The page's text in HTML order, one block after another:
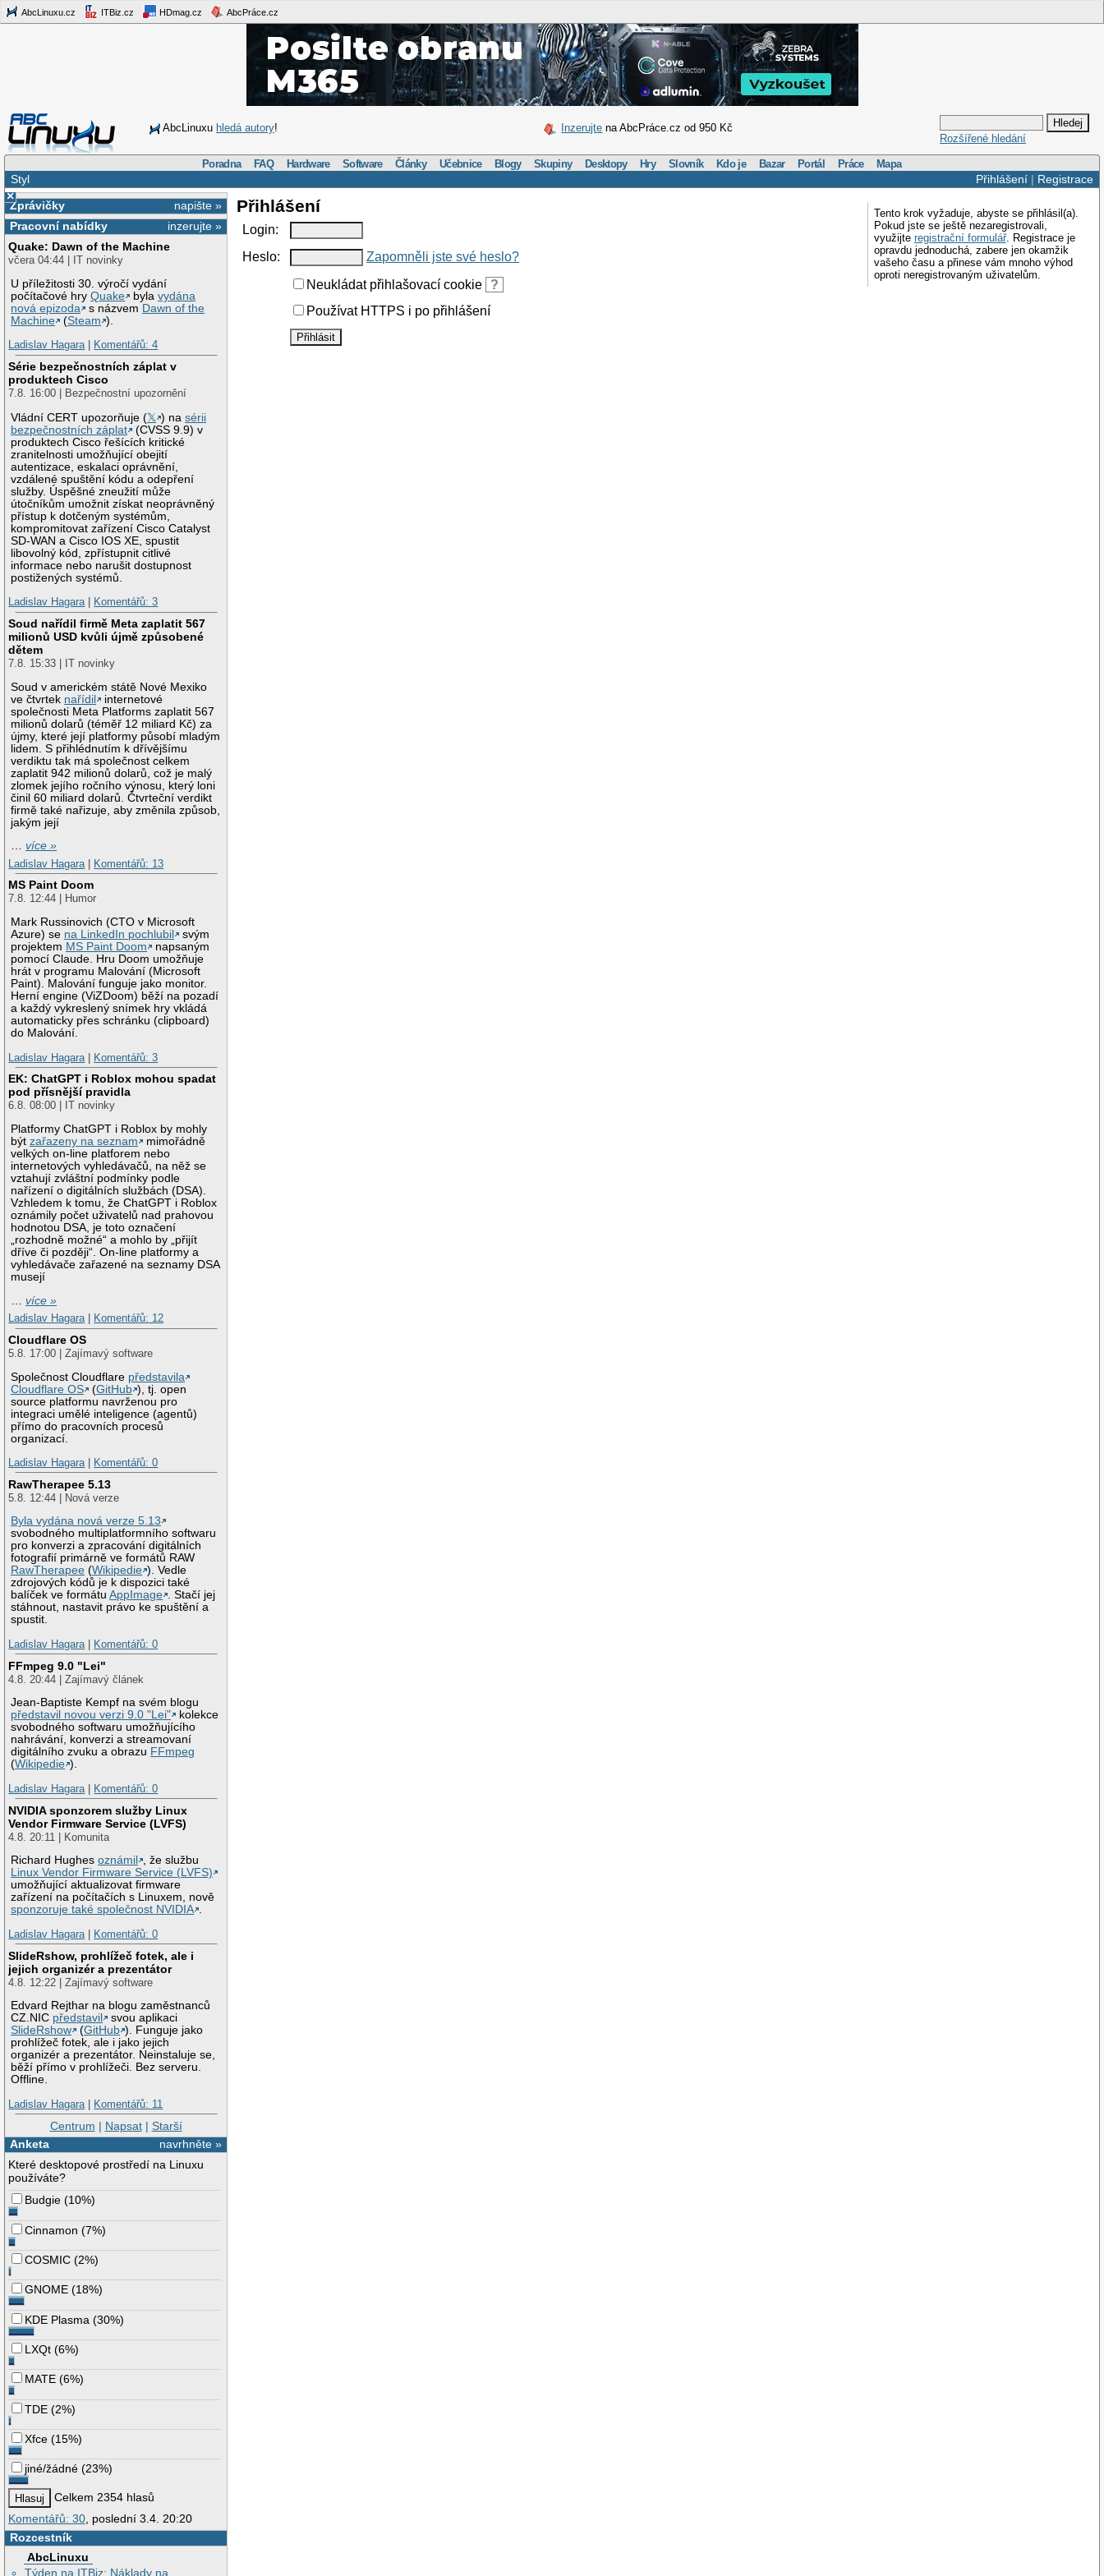
AbcLinuxu.cz ITBiz.cz HDmag.cz AbcPráce.cz
AbcLinuxu hledá autory! Inzerujte na AbcPráce.cz od 950 Kč
Rozšířené hledání
Poradna FAQ Hardware Software Články Učebnice Blogy Skupiny Desktopy Hry Slovník Kdo je Bazar Portál Práce Mapa
Přihlášení| Registrace
Styl
×
napište »
Zprávičky
inzerujte »
Pracovní nabídky
Quake: Dawn of the Machine
včera 04:44 | IT novinky
U příležitosti 30. výročí vydání
počítačové hryQuake bylavydána
nová epizoda
s názvem Dawn of the
Machine
(Steam ).
Ladislav Hagara| Komentářů: 4
Série bezpečnostních záplat v
produktech Cisco
7.8. 16:00 | Bezpečnostní upozornění
Vládní CERT upozorňuje (𝕏 ) nasérii
bezpečnostních záplat
(CVSS 9.9) v
produktech Cisco řešících kritické
zranitelnosti umožňující obejití
autentizace, eskalaci oprávnění,
vzdálené spuštění kódu a odepření
služby. Úspěšné zneužití může
útočníkům umožnit získat neoprávněný
přístup k dotčeným systémům,
kompromitovat zařízení Cisco Catalyst
SD-WAN a Cisco IOS XE, spustit
libovolný kód, zpřístupnit citlivé
informace nebo narušit dostupnost
postižených systémů.
Ladislav Hagara| Komentářů: 3
Soud nařídil firmě Meta zaplatit 567
milionů USD kvůli újmě způsobené
dětem
7.8. 15:33 | IT novinky
Soud v americkém státě Nové Mexiko
ve čtvrtek nařídil
internetové
společnosti Meta Platforms zaplatit 567
milionů dolarů (téměř 12 miliard Kč) za
újmy, které její platformy působí mladým
lidem. S přihlédnutím k dřívějšímu
verdiktu tak má společnost celkem
zaplatit 942 milionů dolarů, což je malý
zlomek jejího ročního výnosu, který loni
činil 60 miliard dolarů. Čtvrteční verdikt
firmě také nařizuje, aby změnila způsob,
jakým její
…více »
Ladislav Hagara
Komentářů: 13
MS Paint Doom
7.8. 12:44 | Humor
Mark Russinovich (CTO v Microsoft
Azure) se na LinkedIn pochlubil
svým
projektem MS Paint Doom
napsaným
pomocí Claude. Hru Doom umožňuje
hrát v programu Malování (Microsoft
Paint). Malování funguje jako monitor.
Herní engine (ViZDoom) běží na pozadí
a každý vykreslený snímek hry vkládá
automaticky přes schránku (clipboard)
do Malování.
Ladislav Hagara
Komentářů: 3
EK: ChatGPT i Roblox mohou spadat
pod přísnější pravidla
6.8. 08:00 | IT novinky
Platformy ChatGPT i Roblox by mohly
býtzařazeny na seznam
mimořádně
velkých on-line platforem nebo
internetových vyhledávačů, na něž se
vztahují zvláštní podmínky podle
nařízení o digitálních službách (DSA).
Vzhledem k tomu, že ChatGPT i Roblox
oznámily počet uživatelů nad prahovou
hodnotou DSA, je toto označení
„rozhodně možné“ a mohlo by „přijít
dříve či později“. On-line platformy a
vyhledávače zařazené na seznamy DSA
musejí
…více »
Ladislav Hagara| Komentářů: 12
Cloudflare OS
5.8. 17:00 | Zajímavý software
Společnost Cloudflare představila
Cloudflare OS
(GitHub ), tj. open
source platformu navrženou pro
integraci umělé inteligence (agentů)
přímo do pracovních procesů
organizací.
Ladislav Hagara| Komentářů: 0
RawTherapee 5.13
5.8. 12:44 | Nová verze
Byla vydána nová verze 5.13
svobodného multiplatformního softwaru
pro konverzi a zpracování digitálních
fotografií primárně ve formátů RAW
RawTherapee (Wikipedie ). Vedle
zdrojových kódů je k dispozici také
balíček ve formátuAppImage . Stačí jej
stáhnout, nastavit právo ke spuštění a
spustit.
Ladislav Hagara| Komentářů: 0
FFmpeg 9.0 "Lei"
4.8. 20:44 | Zajímavý článek
Jean-Baptiste Kempf na svém blogu
představil novou verzi 9.0 "Lei"
kolekce
svobodného softwaru umožňujícího
nahrávání, konverzi a streamovaní
digitálního zvuku a obrazu FFmpeg
(Wikipedie ).
Ladislav Hagara| Komentářů: 0
NVIDIA sponzorem služby Linux
Vendor Firmware Service (LVFS)
4.8. 20:11 | Komunita
Richard Hughesoznámil
, že službu
Linux Vendor Firmware Service (LVFS)
umožňující aktualizovat firmware
zařízení na počítačích s Linuxem, nově
sponzoruje také společnost NVIDIA .
Ladislav Hagara| Komentářů: 0
SlideRshow, prohlížeč fotek, ale i
jejich organizér a prezentátor
4.8. 12:22 | Zajímavý software
Edvard Rejthar na blogu zaměstnanců
CZ.NIC představil
svou aplikaci
SlideRshow
(GitHub ). Funguje jako
prohlížeč fotek, ale i jako jejich
organizér a prezentátor. Neinstaluje se,
běží přímo v prohlížeči. Bez serveru.
Offline.
Ladislav Hagara| Komentářů: 11
Centrum | Napsat| Starší
navrhněte »
Anketa
Které desktopové prostředí na Linuxu
používáte?
Budgie (10%)
Cinnamon (7%)
COSMIC (2%)
GNOME (18%)
KDE Plasma (30%)
LXQt (6%)
MATE (6%)
TDE (2%)
Xfce (15%)
jiné/žádné (23%)
Celkem 2354 hlasů
Komentářů: 30 , poslední 3.4. 20:20
Rozcestník
AbcLinuxu
Týden na ITBiz: Náklady na
Tento krok vyžaduje, abyste se přihlásil(a).
Pokud jste se ještě nezaregistrovali,
využijte registrační formulář. Registrace je
opravdu jednoduchá, zabere jen okamžik
vašeho času a přinese vám mnoho výhod
oproti neregistrovaným uživatelům.
Přihlášení
Login:
Heslo:
Zapomněli jste své heslo?
Neukládat přihlašovací cookie
?
Používat HTTPS i po přihlášení